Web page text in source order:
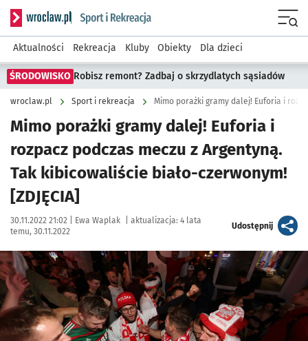
Serwis informacyjny wroclaw.pl podserwis: Sport i rekreacja
Aktualności Rekreacja Kluby Obiekty Dla dzieci
ŚRODOWISKO Robisz remont? Zadbaj o skrzydlatych sąsiadów
wroclaw.pl Sport i rekreacja
Mimo porażki gramy dalej! Euforia i
rozpacz podczas meczu z Argentyną.
Tak kibicowaliście biało-czerwonym!
[ZDJĘCIA]
Data publikacji:
30.11.2022 21:02 | Autor:
Ewa Waplak aktualizacja: 4 lata
temu, 30.11.2022
Udostępnijartykuł
Kliknij, aby zobaczyć galerię
Kliknij, aby powiększyć